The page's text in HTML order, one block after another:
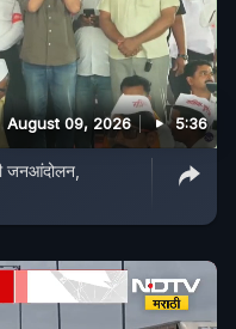
August 09, 2026 5:36
जनआंदोलन,